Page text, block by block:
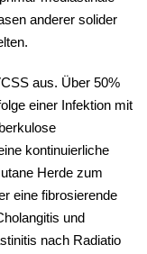
anderer solider
aus. Über 50%
einer Infektion mit
kontinuierliche
Herde zum
eine fibrosierende
und
nach Radiatio